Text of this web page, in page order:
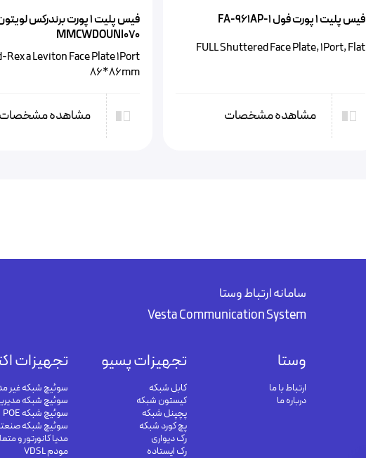
فیس پلیت ۱ پورت فول FA-961AP-1
FULL Shuttered Face Plate, 1Port, Flat
مشاهده مشخصات
فیس پلیت ۱ پورت برندرکس
MMCWDOUNI070
Rex a Leviton Face Plate 1Port
86*86mm
مشاهده مشخصات
سامانه ارتباط وستا
Vesta Communication System
وستا
ارتباط با ما
درباره ما
تجهیزات پسیو
کابل شبکه
کیستون شبکه
پچپنل شبکه
پچ کورد شبکه
رک دیواری
رک ایستاده
تجهیزات
سوئیچ شبکه غیر
سوئیچ شبکه
سوئیچ شبکه POE
سوئیچ شبکه
مدیا کانورتور و
مودم VDSL